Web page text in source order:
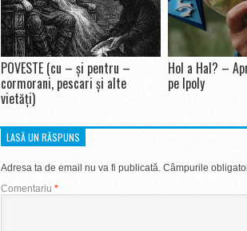
POVESTE (cu – și pentru –
cormorani, pescari și alte
vietăți)
Hol a Hal? –
pe Ipoly
LASĂ UN RĂSPUNS
Adresa ta de email nu va fi publicată. Câmpurile
Comentariu *